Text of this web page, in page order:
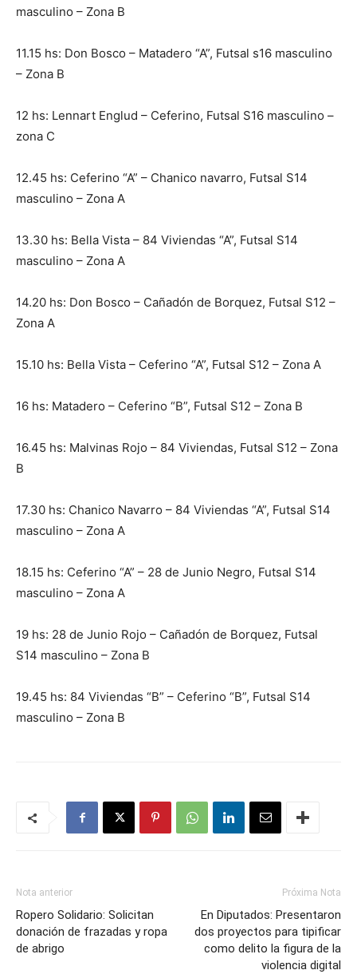
masculino – Zona B
11.15 hs: Don Bosco – Matadero “A”, Futsal s16 masculino
– Zona B
12 hs: Lennart Englud – Ceferino, Futsal S16 masculino –
zona C
12.45 hs: Ceferino “A” – Chanico navarro, Futsal S14
masculino – Zona A
13.30 hs: Bella Vista – 84 Viviendas “A”, Futsal S14
masculino – Zona A
14.20 hs: Don Bosco – Cañadón de Borquez, Futsal S12 –
Zona A
15.10 hs: Bella Vista – Ceferino “A”, Futsal S12 – Zona A
16 hs: Matadero – Ceferino “B”, Futsal S12 – Zona B
16.45 hs: Malvinas Rojo – 84 Viviendas, Futsal S12 – Zona
B
17.30 hs: Chanico Navarro – 84 Viviendas “A”, Futsal S14
masculino – Zona A
18.15 hs: Ceferino “A” – 28 de Junio Negro, Futsal S14
masculino – Zona A
19 hs: 28 de Junio Rojo – Cañadón de Borquez, Futsal
S14 masculino – Zona B
19.45 hs: 84 Viviendas “B” – Ceferino “B”, Futsal S14
masculino – Zona B
Nota anterior
Ropero Solidario: Solicitan
donación de frazadas y ropa
de abrigo
Próxima Nota
En Diputados: Presentaron
dos proyectos para tipificar
como delito la figura de la
violencia digital